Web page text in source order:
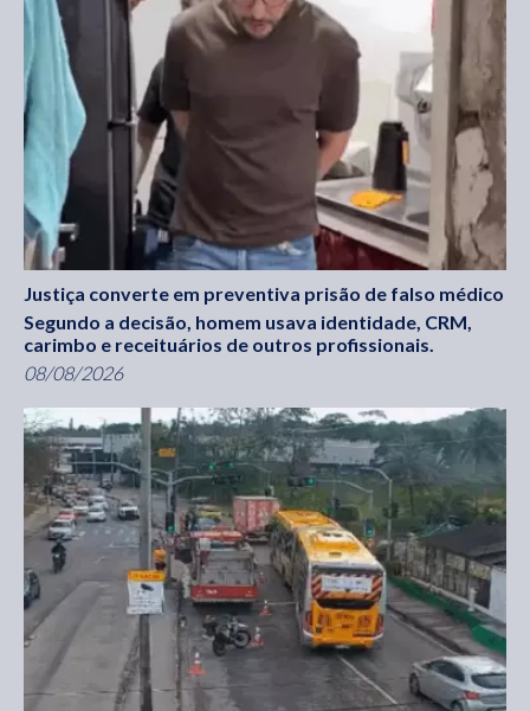
Justiça converte em preventiva prisão de falso médico
Segundo a decisão, homem usava identidade, CRM,
carimbo e receituários de outros profissionais.
08/08/2026